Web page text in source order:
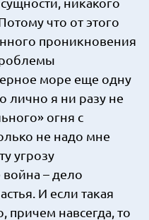
что от этого
проникновения
море еще одну
лично я ни разу не
огня с
не надо мне
угрозу
– дело
И если такая
причем навсегда, то